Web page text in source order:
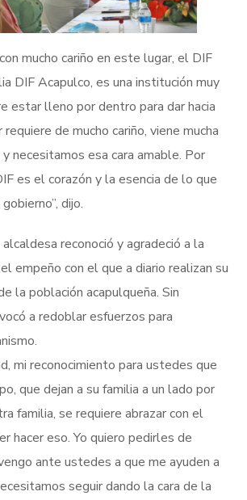
mucho cariño en este lugar, el DIF
DIF Acapulco, es una institución muy
estar lleno por dentro para dar hacia
de mucho cariño, viene mucha
necesitamos esa cara amable. Por
es el corazón y la esencia de lo que
dijo.
reconoció y agradeció a la
empeño con el que a diario realizan su
la población acapulqueña. Sin
a redoblar esfuerzos para
mi reconocimiento para ustedes que
que dejan a su familia a un lado por
familia, se requiere abrazar con el
hacer eso. Yo quiero pedirles de
ante ustedes a que me ayuden a
seguir dando la cara de la